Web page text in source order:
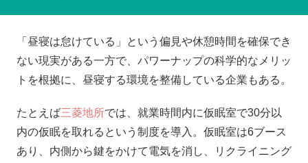
「昼寝は怠けている」という偏見や休憩時間を確保でき
ない現実がある一方で、パワーナップの科学的なメリッ
トを根拠に、昼寝する環境を整備している企業もある。
たとえば三菱地所では、就業時間内に仮眠室で30分以
内の仮眠を取れるという制度を導入。仮眠室は6ブース
あり、内側から鍵をかけて電気を消し、リクライニング